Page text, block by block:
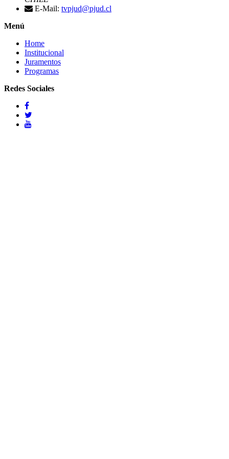
E-Mail: tvpjud@pjud.cl
Menú
Home
Institucional
Juramentos
Programas
Redes Sociales